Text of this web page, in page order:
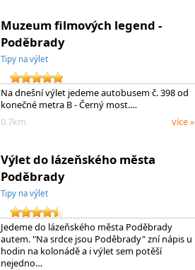
Muzeum filmových legend -
Poděbrady
Tipy na výlet
Na dnešní výlet jedeme autobusem č. 398 od
konečné metra B - Černý most.…
0.7km
více »
Výlet do lázeňského města
Poděbrady
Tipy na výlet
Jedeme do lázeňského města Poděbrady
autem. "Na srdce jsou Poděbrady" zní nápis u
hodin na kolonádě a i výlet sem potěší
nejedno…